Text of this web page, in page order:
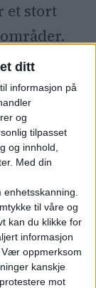
ditt
informasjon på
og
tilpasset
og innhold,
Med din
til våre og
kan du klikke for
informasjon
Vær oppmerksom
kanskje
mot
et stort
å
å
annet at
tyngre
elbusser